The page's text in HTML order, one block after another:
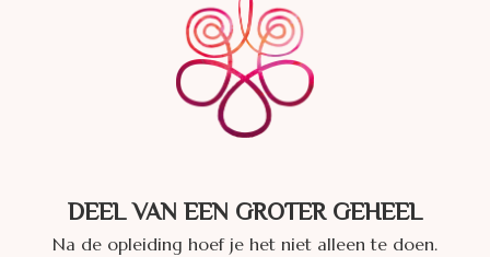
DEEL VAN EEN GROTER GEHEEL
Na de opleiding hoef je het niet alleen te doen.